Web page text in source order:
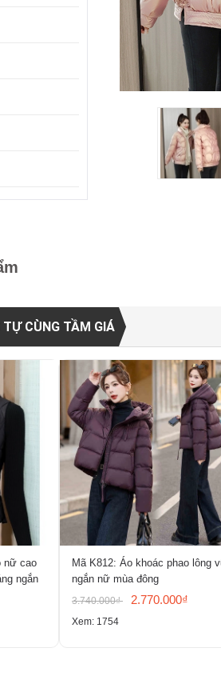
CÙNG TẦM GIÁ
nữ cao
ngắn
Mã K812: Áo khoác phao lông
ngắn nữ mùa đông
3.740.000₫ 2.770.000₫
Xem: 1754